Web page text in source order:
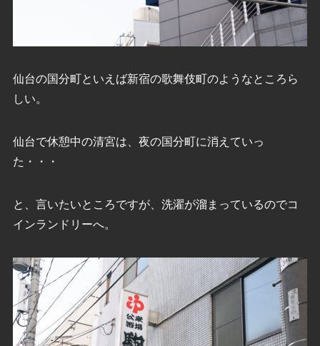
仙台の国分町といえば新宿の歌舞伎町のようなところら
しい。
仙台で休憩中の清宮は、夜の国分町に消えていっ
た・・・
と、言いたいところですが、洗濯が溜まっているのでコ
インランドリーへ。